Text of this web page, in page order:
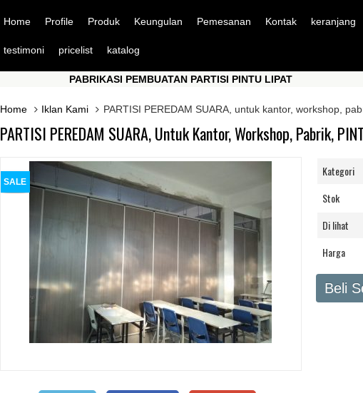
Home Profile Produk Keungulan Pemesanan Kontak keranjang
testimoni pricelist katalog
PABRIKASI PEMBUATAN PARTISI PINTU LIPAT
Home
Iklan Kami PARTISI PEREDAM SUARA, untuk kantor, workshop,
PARTISI PEREDAM SUARA, Untuk Kantor, Workshop, Pabrik,
SALE
Kategori
Stok
Di lihat
Harga
Beli